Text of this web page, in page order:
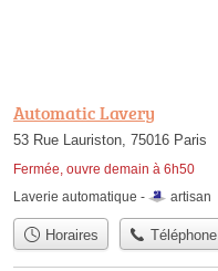
Automatic Lavery
53 Rue Lauriston, 75016 Paris
Fermée, ouvre demain à 6h50
Laverie automatique - artisan
Horaires Téléphone